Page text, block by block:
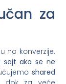
za
na konverzije.
sajt ako se ne
shared